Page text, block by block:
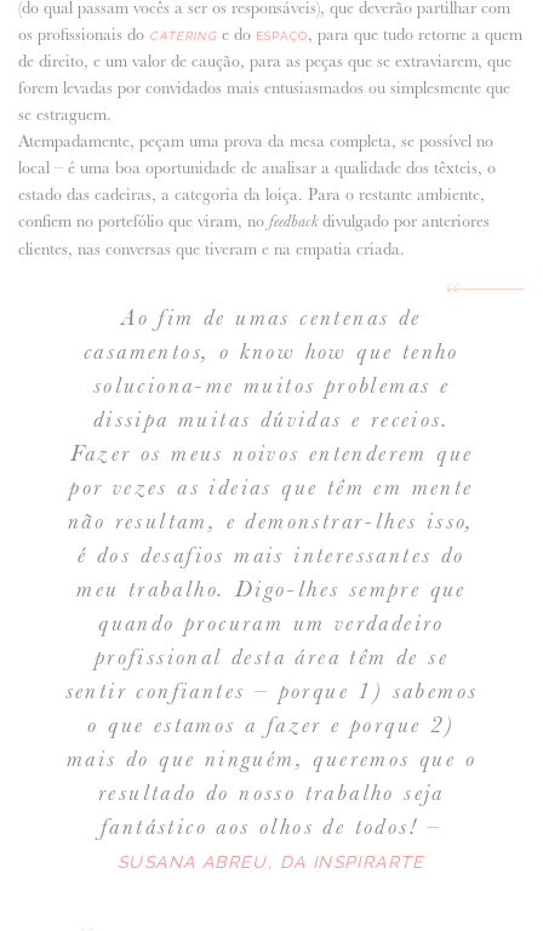
(do qual passam vocês a ser os responsáveis), que deverão partilhar com
os profissionais do CATERINGe do ESPAÇO, para que tudo retorne a quem
de direito, e um valor de caução, para as peças que se extraviarem, que
forem levadas por convidados mais entusiasmados ou simplesmente que
se estraguem.
Atempadamente, peçam uma prova da mesa completa, se possível no
local – é uma boa oportunidade de analisar a qualidade dos têxteis, o
estado das cadeiras, a categoria da loiça. Para o restante ambiente,
confiem no portefólio que viram, no feedbackdivulgado por anteriores
clientes, nas conversas que tiveram e na empatia criada.
Ao fim de umas centenas de
casamentos, o know how que tenho
soluciona-me muitos problemas e
dissipa muitas dúvidas e receios.
Fazer os meus noivos entenderem que
por vezes as ideias que têm em mente
não resultam, e demonstrar-lhes isso,
é dos desafios mais interessantes do
meu trabalho. Digo-lhes sempre que
quando procuram um verdadeiro
profissional desta área têm de se
sentir confiantes – porque 1) sabemos
o que estamos a fazer e porque 2)
mais do que ninguém, queremos que o
resultado do nosso trabalho seja
fantástico aos olhos de todos! –
SUSANA ABREU, DA INSPIRARTE